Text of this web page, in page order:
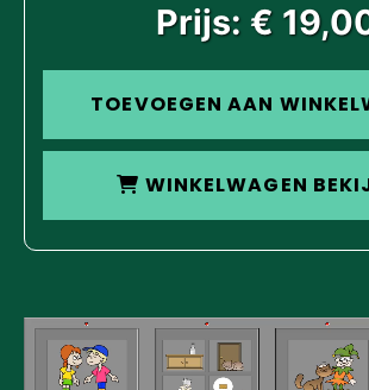
Prijs: €
TOEVOEGEN AAN
WINKELWAGEN